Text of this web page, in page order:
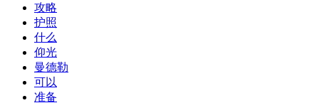
攻略
护照
什么
仰光
曼德勒
可以
准备